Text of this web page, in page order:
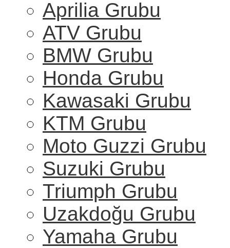
Aprilia Grubu
ATV Grubu
BMW Grubu
Honda Grubu
Kawasaki Grubu
KTM Grubu
Moto Guzzi Grubu
Suzuki Grubu
Triumph Grubu
Uzakdoğu Grubu
Yamaha Grubu